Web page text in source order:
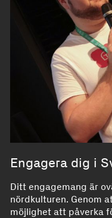
Engagera dig i
Ditt engagemang är
nördkulturen. Genom
möjlighet att påverka